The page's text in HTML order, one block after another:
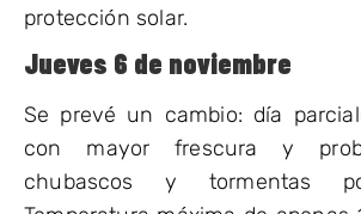
protección solar.
Jueves 6 de noviembre
Se prevé un cambio: día
con mayor frescura y
chubascos y tormentas